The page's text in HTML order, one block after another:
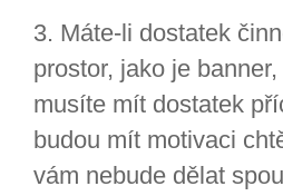
3. Máte-li dostatek
prostor, jako je
musíte mít dostatek
budou mít motivaci
vám nebude dělat